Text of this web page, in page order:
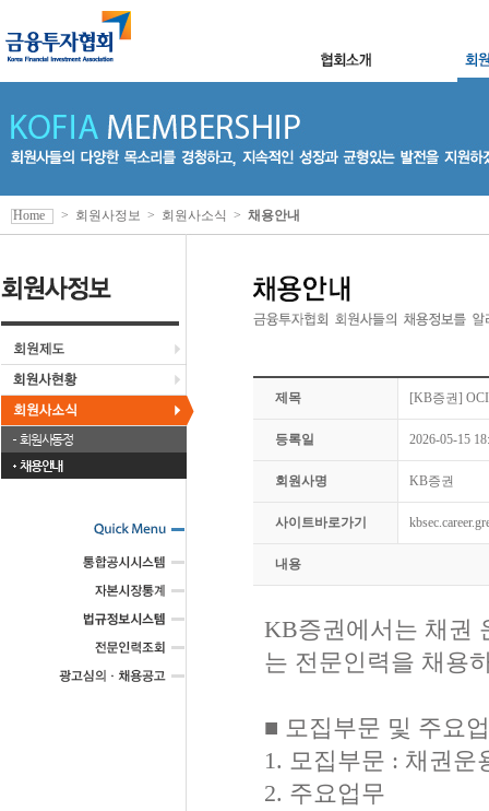
회원사동정
채용안내
Home > 회원사정보 > 회원사소식 > 채용안내
제목 [KB증권]
등록일 2026-05-15
회원사명 KB증권
사이트바로가기
내용
KB증권에서는 채권
는 전문인력을 채용
■ 모집부문 및 주요
1. 모집부문 : 채권운
2. 주요업무